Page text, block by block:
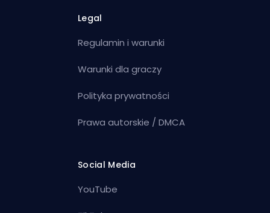
Legal
Regulamin i warunki
Warunki dla graczy
Polityka prywatności
Prawa autorskie / DMCA
Social Media
YouTube